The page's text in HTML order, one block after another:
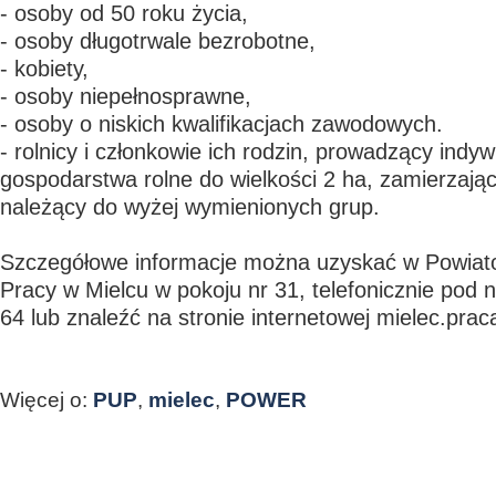
- osoby od 50 roku życia,
- osoby długotrwale bezrobotne,
- kobiety,
- osoby niepełnosprawne,
- osoby o niskich kwalifikacjach zawodowych.
- rolnicy i członkowie ich rodzin, prowadzący
gospodarstwa rolne do wielkości 2 ha,
należący do wyżej wymienionych grup.
Szczegółowe informacje można uzyskać w
Pracy w Mielcu w pokoju nr 31, telefonicznie pod
64 lub znaleźć na stronie internetowej
Więcej o: PUP, mielec, POWER